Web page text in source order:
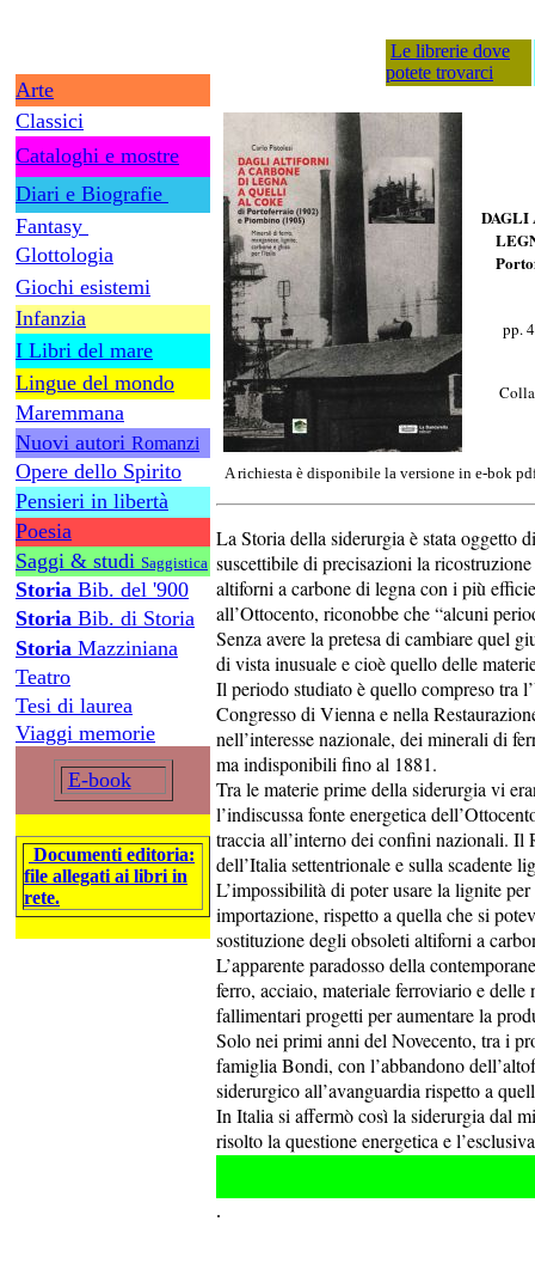
Arte
Classici
Cataloghi e mostre
Diari e Biografie
Fantasy
Glottologia
Giochi esistemi
Infanzia
I Libri del mare
Lingue del mondo
Maremmana
Nuovi autori Romanzi
Opere dello Spirito
Pensieri in libertà
Poesia
Saggi & studi Saggistica
Storia Bib. del '900
Storia Bib. di Storia
Storia Mazziniana
Teatro
Tesi di laurea
Viaggi memorie
E-book
Documenti editoria:
file allegati ai libri in
rete.
Le librerie dove
potete trovarci
DAGLI
pp.
A richiesta è disponibile la versione in e-bok
La Storia della siderurgia è stata oggetto
suscettibile di precisazioni la
altiforni a carbone di legna con i più
all’Ottocento, riconobbe che “alcuni
Senza avere la pretesa di cambiare quel
di vista inusuale e cioè quello delle
Il periodo studiato è quello compreso tra
Congresso di Vienna e nella
nell’interesse nazionale, dei minerali di
ma indisponibili fino al 1881.
Tra le materie prime della siderurgia vi
l’indiscussa fonte energetica
traccia all’interno dei confini nazionali. Il
dell’Italia settentrionale e sulla scadente
L’impossibilità di poter usare la lignite
importazione, rispetto a quella che si
sostituzione degli obsoleti altiforni a
L’apparente paradosso della
ferro, acciaio, materiale ferroviario e
fallimentari progetti per aumentare la
Solo nei primi anni del Novecento, tra i
famiglia Bondi, con l’abbandono
siderurgico all’avanguardia rispetto a
In Italia si affermò così la siderurgia dal
risolto la questione energetica e
.